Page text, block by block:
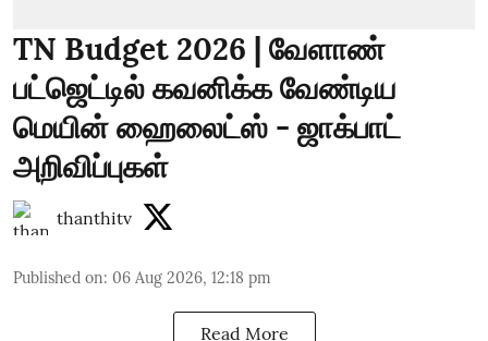
TN Budget 2026 | வேளாண்
பட்ஜெட்டில் கவனிக்க வேண்டிய
மெயின் ஹைலைட்ஸ் - ஜாக்பாட்
அறிவிப்புகள்
thanthitv
Published on: 06 Aug 2026, 12:18 pm
Read More